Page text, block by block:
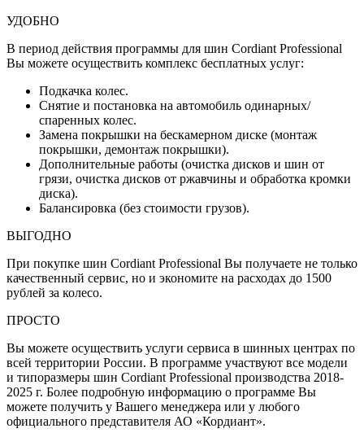
УДОБНО
В период действия программы для шин Cordiant Professional
Вы можете осуществить комплекс бесплатных услуг:
Подкачка колес.
Снятие и постановка на автомобиль одинарных/
спаренных колес.
Замена покрышки на бескамерном диске (монтаж
покрышки, демонтаж покрышки).
Дополнительные работы (очистка дисков и шин от
грязи, очистка дисков от ржавчины и обработка кромки
диска).
Балансировка (без стоимости грузов).
ВЫГОДНО
При покупке шин Cordiant Professional Вы получаете не только
качественный сервис, но и экономите на расходах до 1500
рублей за колесо.
ПРОСТО
Вы можете осуществить услуги сервиса в шинных центрах по
всей территории России. В программе участвуют все модели
и типоразмеры шин Cordiant Professional производства 2018-
2025 г. Более подробную информацию о программе Вы
можете получить у Вашего менеджера или у любого
официального представителя АО «Кордиант».